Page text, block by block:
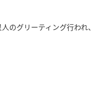
のグリーティング行われ、